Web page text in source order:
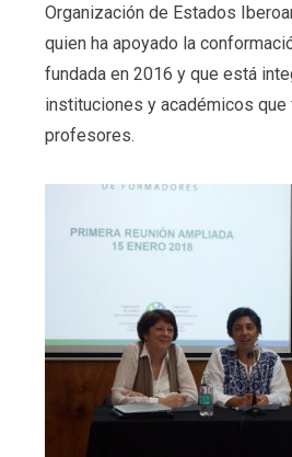
Organización de Estados
quien ha apoyado la
fundada en 2016 y que está
instituciones y académicos que
profesores.